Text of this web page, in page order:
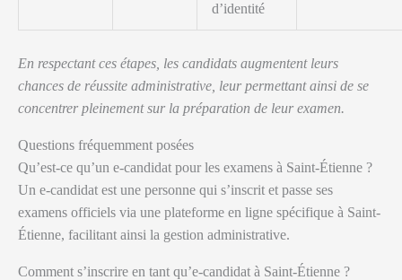
d’identité
En respectant ces étapes, les candidats augmentent leurs
chances de réussite administrative, leur permettant ainsi de se
concentrer pleinement sur la préparation de leur examen.
Questions fréquemment posées
Qu’est-ce qu’un e-candidat pour les examens à Saint-Étienne ?
Un e-candidat est une personne qui s’inscrit et passe ses
examens officiels via une plateforme en ligne spécifique à Saint-
Étienne, facilitant ainsi la gestion administrative.
Comment s’inscrire en tant qu’e-candidat à Saint-Étienne ?